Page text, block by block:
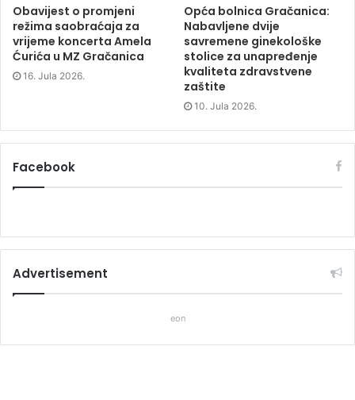
Obavijest o promjeni
režima saobraćaja za
vrijeme koncerta Amela
Ćurića u MZ Gračanica
16. Jula 2026.
Opća bolnica Gračanica:
Nabavljene dvije
savremene ginekološke
stolice za unapređenje
kvaliteta zdravstvene
zaštite
10. Jula 2026.
Facebook
Advertisement
eon